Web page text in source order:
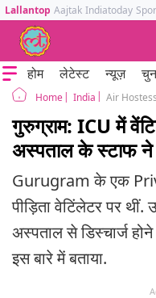
Lallantop Aajtak Indiatoday
होम लेटेस्ट न्यूज़
Home India
गुरुग्राम: ICU में
अस्पताल के स्टाफ ने
Gurugram के एक
पीड़िता वेटिंलेटर पर थीं.
अस्पताल से डिस्चार्ज
इस बारे में बताया.